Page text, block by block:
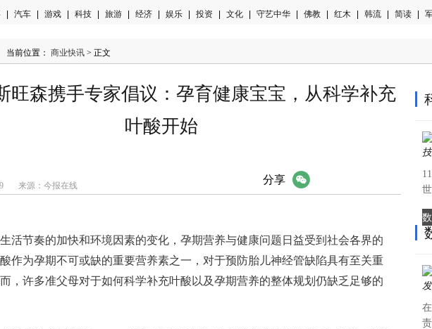
汽车 游戏 科技 旅游 经济 娱乐 投资 文化 守艺中华 佛教 红木 韩流 简读
当前位置： 商业快讯 > 正文
旺森携手专家倡议：孕育健康宝宝，从科学补充
叶酸开始
来源：今报在线 分享
活节奏的加快和环境因素的变化，孕期营养与健康问题日益受到社会各界的
作为孕期不可或缺的重要营养素之一，对于预防胎儿神经管缺陷具有至关重
，许多准父母对于如何科学补充叶酸以及孕期营养的整体规划仍缺乏足够的